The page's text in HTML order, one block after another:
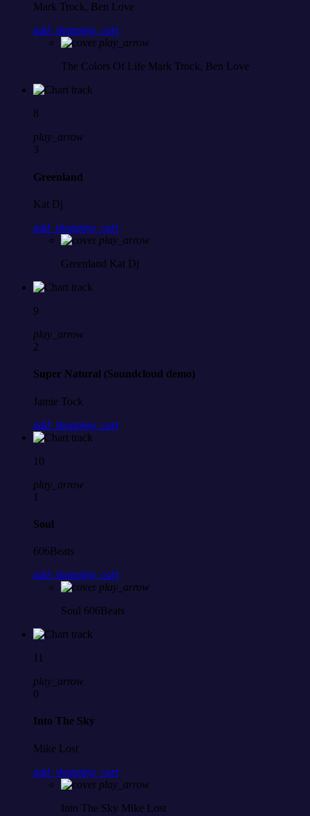
Mark Trock, Ben Love
add_shopping_cart
play_arrow
The Colors Of Life Mark Trock, Ben Love
8
play_arrow
3
Greenland
Kat Dj
add_shopping_cart
play_arrow
Greenland Kat Dj
9
play_arrow
2
Super Natural (Soundcloud demo)
Jamie Tock
add_shopping_cart
10
play_arrow
1
Soul
606Beats
add_shopping_cart
play_arrow
Soul 606Beats
11
play_arrow
0
Into The Sky
Mike Lost
add_shopping_cart
play_arrow
Into The Sky Mike Lost